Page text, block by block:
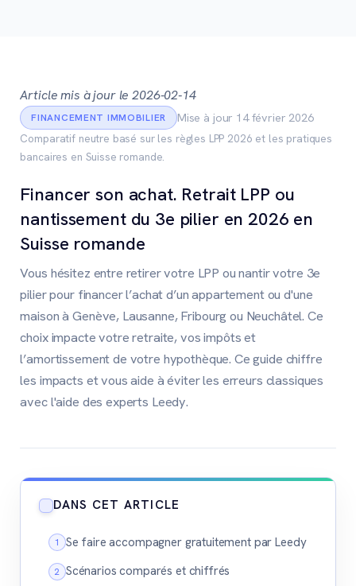
Article mis à jour le 2026-02-14
FINANCEMENT IMMOBILIER
Mise à jour 14 février 2026
Comparatif neutre basé sur les règles LPP 2026 et les pratiques
bancaires en Suisse romande.
Financer son achat. Retrait LPP ou
nantissement du 3e pilier en 2026 en
Suisse romande
Vous hésitez entre retirer votre LPP ou nantir votre 3e
pilier pour financer l’achat d’un appartement ou d'une
maison à Genève, Lausanne, Fribourg ou Neuchâtel. Ce
choix impacte votre retraite, vos impôts et
l’amortissement de votre hypothèque. Ce guide chiffre
les impacts et vous aide à éviter les erreurs classiques
avec l'aide des experts Leedy.
DANS CET ARTICLE
Se faire accompagner gratuitement par Leedy
Scénarios comparés et chiffrés